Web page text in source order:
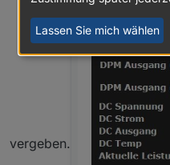
vergeben.
Lassen Sie mich wählen